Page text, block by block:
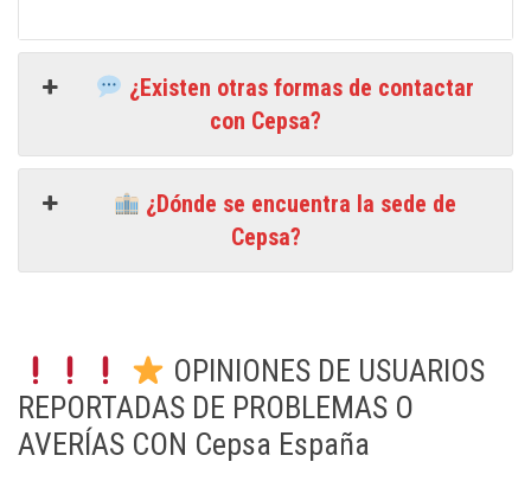
¿Existen otras formas de contactar
con Cepsa?
¿Dónde se encuentra la sede de
Cepsa?
OPINIONES DE USUARIOS
REPORTADAS DE PROBLEMAS O
AVERÍAS CON Cepsa España